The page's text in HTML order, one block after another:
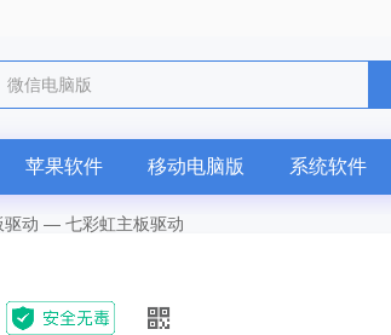
微信电脑版
苹果软件 移动电脑版 系统软件
驱动 — 七彩虹主板驱动